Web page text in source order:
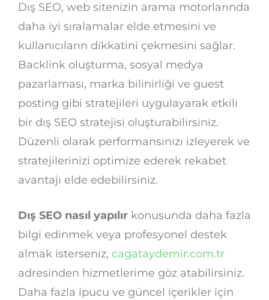
Dış SEO, web sitenizin arama motorlarında
daha iyi sıralamalar elde etmesini ve
kullanıcıların dikkatini çekmesini sağlar.
Backlink oluşturma, sosyal medya
pazarlaması, marka bilinirliği ve guest
posting gibi stratejileri uygulayarak etkili
bir dış SEO stratejisi oluşturabilirsiniz.
Düzenli olarak performansınızı izleyerek ve
stratejilerinizi optimize ederek rekabet
avantajı elde edebilirsiniz.
Dış SEO nasıl yapılır konusunda daha fazla
bilgi edinmek veya profesyonel destek
almak isterseniz, cagataydemir.com.tr
adresinden hizmetlerime göz atabilirsiniz.
Daha fazla ipucu ve güncel içerikler için